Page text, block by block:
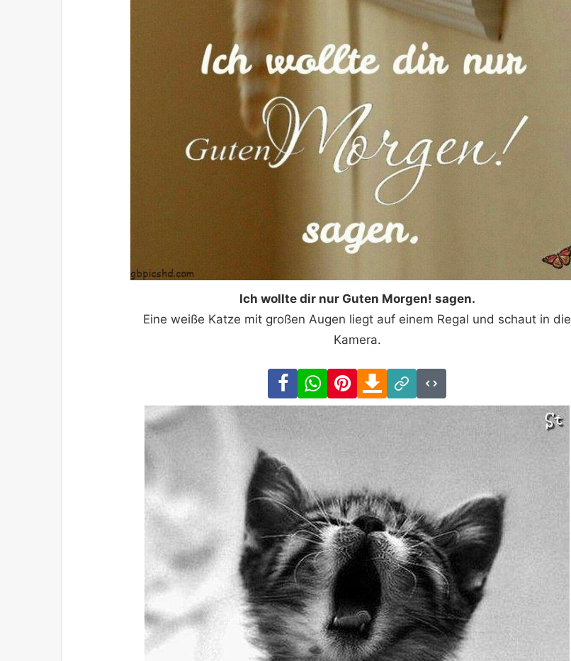
Ich wollte dir nur Guten Morgen! sagen.
Eine weiße Katze mit großen Augen liegt auf einem Regal und schaut in die
Kamera.
FacebookWhatsAppPinterestDownload
Link